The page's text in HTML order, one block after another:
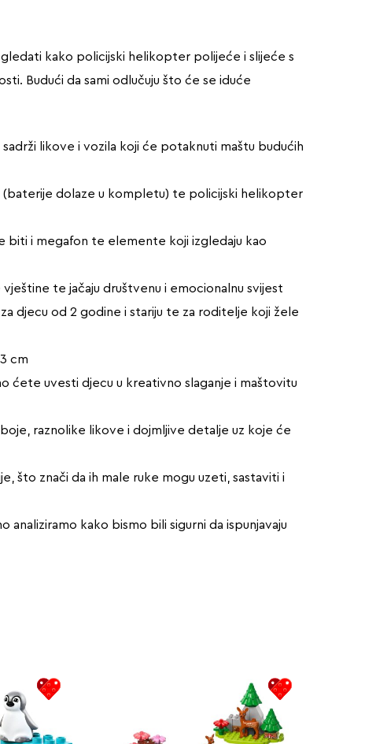
kako policijski helikopter polijeće i slijeće s
Budući da sami odlučuju što će se iduće
likove i vozila koji će potaknuti maštu budućih
(baterije dolaze u kompletu) te policijski helikopter
biti i megafon te elemente koji izgledaju kao
te jačaju društvenu i emocionalnu svijest
djecu od 2 godine i stariju te za roditelje koji žele
cm
ćete uvesti djecu u kreativno slaganje i maštovitu
raznolike likove i dojmljive detalje uz koje će
što znači da ih male ruke mogu uzeti, sastaviti i
kako bismo bili sigurni da ispunjavaju